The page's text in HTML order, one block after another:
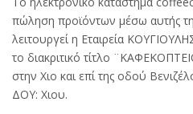
πώληση προϊόντων μέσω αυτής
λειτουργεί η Εταιρεία
το διακριτικό τίτλο
στην Χιο και επί της οδού
ΔΟΥ: Χιου.